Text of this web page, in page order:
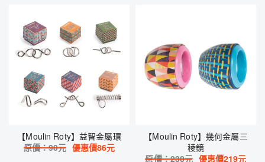
【Moulin Roty】益智金屬環
原價：90元 優惠價86元
【Moulin Roty】幾何金屬三
稜鏡
原價：230元 優惠價219元